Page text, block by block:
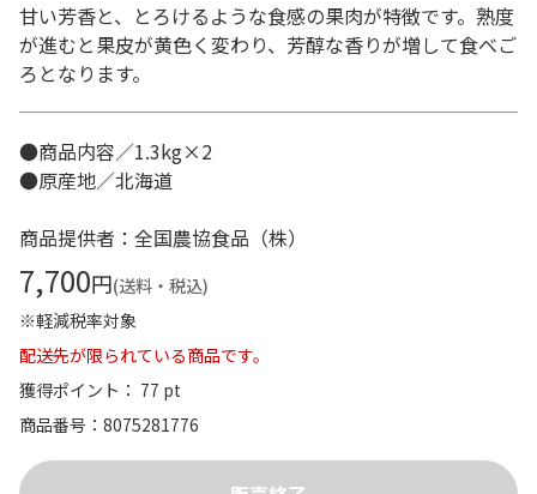
甘い芳香と、とろけるような食感の果肉が特徴です。熟度
が進むと果皮が黄色く変わり、芳醇な香りが増して食べご
ろとなります。
●商品内容／1.3kg×2
●原産地／北海道
商品提供者：全国農協食品（株）
7,700円(送料・税込)
※軽減税率対象
配送先が限られている商品です。
獲得ポイント： 77 pt
商品番号
8075281776